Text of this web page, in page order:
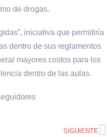
de drogas.
iniciativa que permitiría
dentro de sus reglamentos
mayores costos para los
dentro de las aulas.
SIGUIENTE